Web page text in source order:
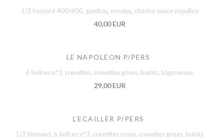
1/2 homard 400/600, gambas, moules, chorizo sauce piquillos
40,00 EUR
LE NAPOLEON P/PERS
6 huîtres n°3, crevettes, crevettes grises, bulots, bigorneaux
29,00 EUR
L’ECAILLER P/PERS
1/2 Homard, 6 huîtres n°3, crevettes roses, crevettes grises, bulots